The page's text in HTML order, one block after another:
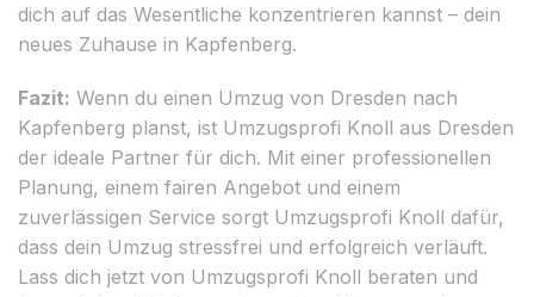
dich auf das Wesentliche konzentrieren kannst – dein
neues Zuhause in Kapfenberg.
Fazit: Wenn du einen Umzug von Dresden nach
Kapfenberg planst, ist Umzugsprofi Knoll aus Dresden
der ideale Partner für dich. Mit einer professionellen
Planung, einem fairen Angebot und einem
zuverlässigen Service sorgt Umzugsprofi Knoll dafür,
dass dein Umzug stressfrei und erfolgreich verläuft.
Lass dich jetzt von Umzugsprofi Knoll beraten und